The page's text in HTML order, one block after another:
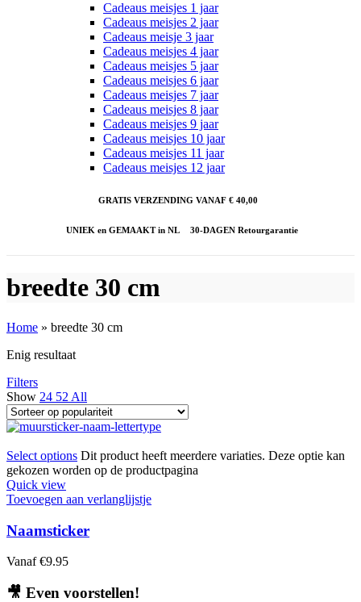
Cadeaus meisjes 1 jaar
Cadeaus meisjes 2 jaar
Cadeaus meisje 3 jaar
Cadeaus meisjes 4 jaar
Cadeaus meisjes 5 jaar
Cadeaus meisjes 6 jaar
Cadeaus meisjes 7 jaar
Cadeaus meisjes 8 jaar
Cadeaus meisjes 9 jaar
Cadeaus meisjes 10 jaar
Cadeaus meisjes 11 jaar
Cadeaus meisjes 12 jaar
GRATIS VERZENDING VANAF € 40,00
UNIEK en GEMAAKT in NL 30-DAGEN Retourgarantie
breedte 30 cm
Home » breedte 30 cm
Enig resultaat
Filters
Show 24 52 All
Select options Dit product heeft meerdere variaties. Deze optie kan
gekozen worden op de productpagina
Quick view
Toevoegen aan verlanglijstje
Naamsticker
Vanaf €9.95
🎥 Even voorstellen!